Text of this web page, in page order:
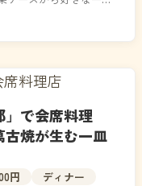
ご紹介します。営業
」で会席料理
焼が生む一皿
円
ディナー